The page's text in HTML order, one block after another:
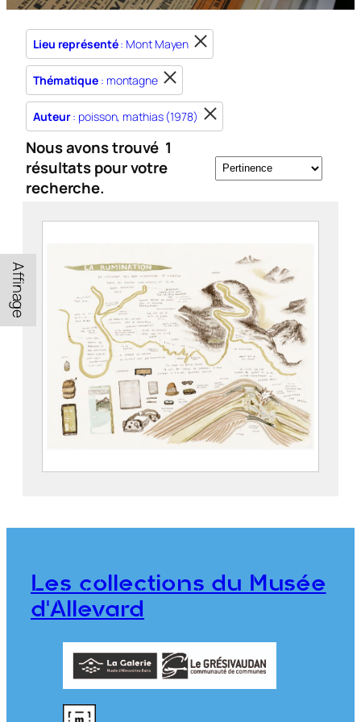
Lieu représenté: Mont Mayen
Thématique : montagne
Auteur: poisson, mathias (1978)
Nous avons trouvé 1
résultats pour votre
recherche.
Affinage
Zone Blanche – La rumination
Les collections du Musée
d'Allevard